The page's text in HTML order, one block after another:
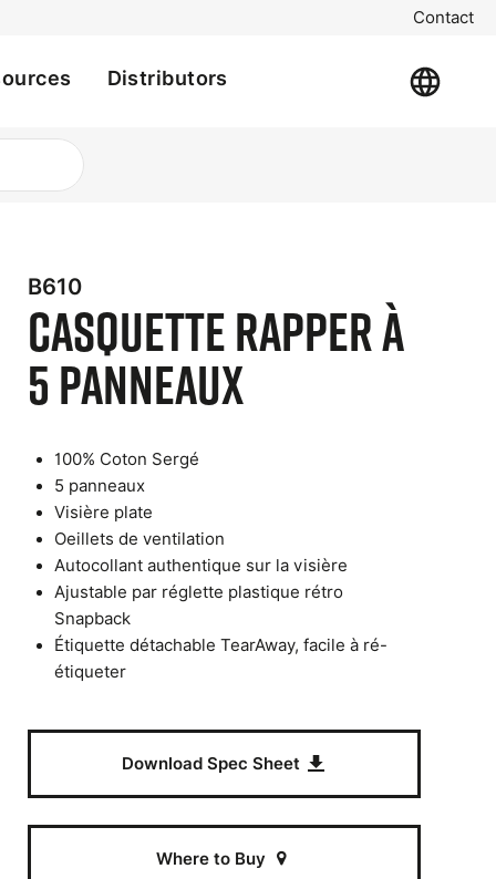
Contact
Distributors
B610
Casquette Rapper à
5 panneaux
100% Coton Sergé
5 panneaux
Visière plate
Oeillets de ventilation
Autocollant authentique sur la visière
Ajustable par réglette plastique rétro
Snapback
Étiquette détachable TearAway, facile à ré-
étiqueter
Download Spec Sheet
Where to Buy